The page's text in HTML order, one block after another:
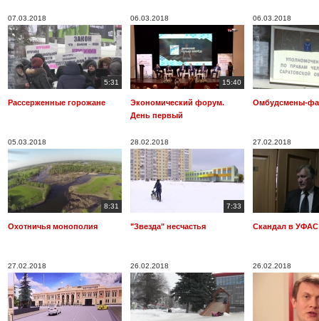
07.03.2018
5:31
Рассерженные горожане
06.03.2018
15:40
Экономический форум.
День первый
06.03.2018
Омбудсмены-
05.03.2018
8:31
Охотничья монополия
28.02.2018
7:33
"Звезда" несчастья
27.02.2018
Скандал в УФАС
27.02.2018 26.02.2018 26.02.2018